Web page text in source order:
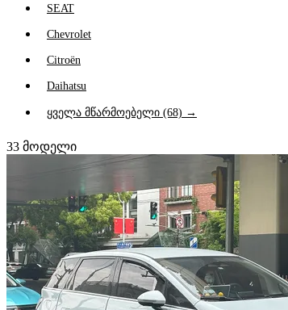
SEAT
Chevrolet
Citroën
Daihatsu
ყველა მწარმოებელი (68) →
33 მოდელი